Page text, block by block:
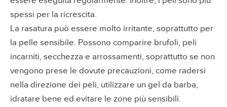
spessi per la ricrescita.
La rasatura può essere molto irritante, soprattutto per
la pelle sensibile. Possono comparire brufoli, peli
incarniti, secchezza e arrossamenti, soprattutto se non
vengono prese le dovute precauzioni, come radersi
nella direzione dei peli, utilizzare un gel da barba,
idratare bene ed evitare le zone più sensibili.